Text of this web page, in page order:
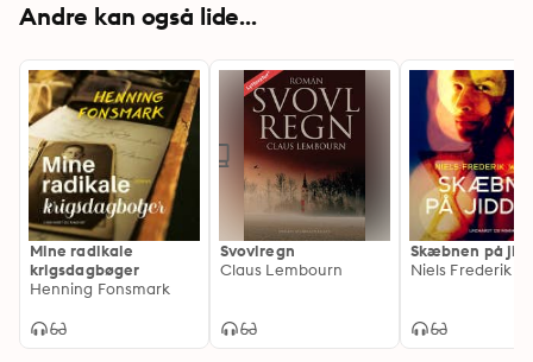
Andre kan også lide...
Mine radikale
krigsdagbøger
Henning Fonsmark
Svovlregn
Claus Lembourn
Skæbnen på